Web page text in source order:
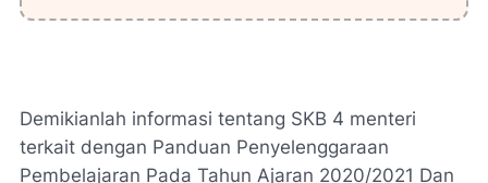
Demikianlah informasi tentang SKB 4 menteri
terkait dengan Panduan Penyelenggaraan
Pembelajaran Pada Tahun Ajaran 2020/2021 Dan